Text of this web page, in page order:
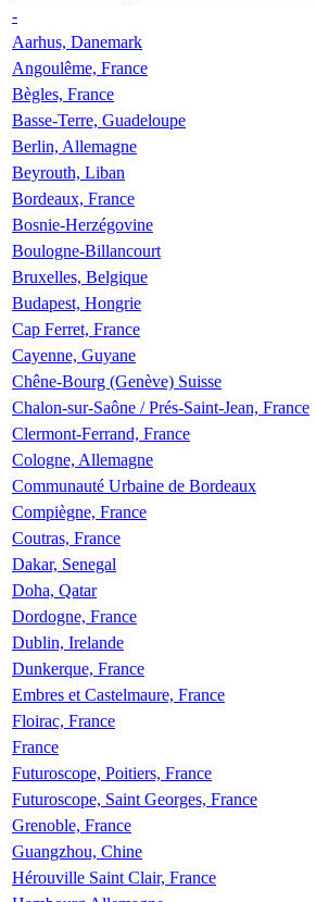
-
Aarhus, Danemark
Angoulême, France
Bègles, France
Basse-Terre, Guadeloupe
Berlin, Allemagne
Beyrouth, Liban
Bordeaux, France
Bosnie-Herzégovine
Boulogne-Billancourt
Bruxelles, Belgique
Budapest, Hongrie
Cap Ferret, France
Cayenne, Guyane
Chêne-Bourg (Genève) Suisse
Chalon-sur-Saône / Prés-Saint-Jean, France
Clermont-Ferrand, France
Cologne, Allemagne
Communauté Urbaine de Bordeaux
Compiègne, France
Coutras, France
Dakar, Senegal
Doha, Qatar
Dordogne, France
Dublin, Irelande
Dunkerque, France
Embres et Castelmaure, France
Floirac, France
France
Futuroscope, Poitiers, France
Futuroscope, Saint Georges, France
Grenoble, France
Guangzhou, Chine
Hérouville Saint Clair, France